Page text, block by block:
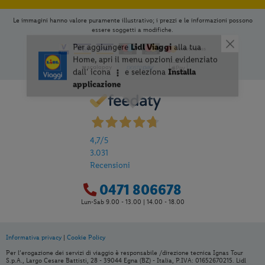
Le immagini hanno valore puramente illustrativo; i prezzi e le informazioni possono
essere soggetti a modifiche.
4,7/5
3.031
Recensioni
0471 806678
Lun-Sab 9.00 - 13.00 | 14.00 - 18.00
Informativa privacy
Cookie Policy
Per l’erogazione dei servizi di viaggio è responsabile /direzione tecnica Ignas Tour
S.p.A., Largo Cesare Battisti, 28 - 39044 Egna (BZ) - Italia, P.IVA: 01652670215. Lidl
Per aggiungere
dall' icona
e selezionaInstalla
applicazione